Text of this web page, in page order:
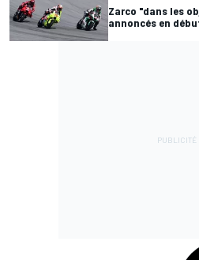
Zarco "dans les
annoncés en